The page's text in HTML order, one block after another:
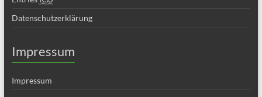
Datenschutzerklärung
Impressum
Impressum